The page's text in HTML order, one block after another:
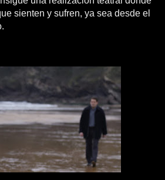
sienten y sufren, ya sea desde el